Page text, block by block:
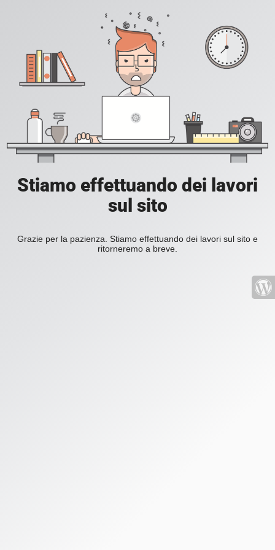
Stiamo effettuando dei lavori
sul sito
Grazie per la pazienza. Stiamo effettuando dei lavori sul sito e
ritorneremo a breve.